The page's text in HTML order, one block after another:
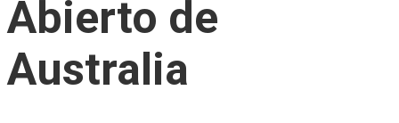
Abierto de
Australia